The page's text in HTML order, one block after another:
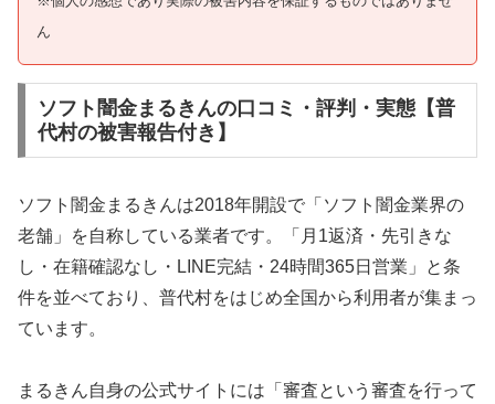
ん
ソフト闇金まるきんの口コミ・評判・実態【普
代村の被害報告付き】
ソフト闇金まるきんは2018年開設で「ソフト闇金業界の
老舗」を自称している業者です。「月1返済・先引きな
し・在籍確認なし・LINE完結・24時間365日営業」と条
件を並べており、普代村をはじめ全国から利用者が集まっ
ています。
まるきん自身の公式サイトには「審査という審査を行って